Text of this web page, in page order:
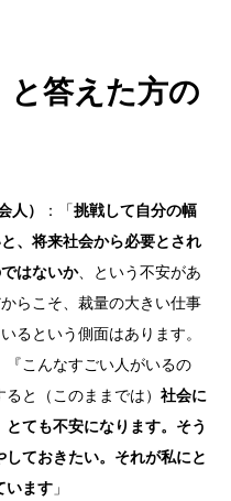
と答えた方の
人） ：「 挑戦して自分の幅
、将来社会から必要とされ
はないか、という不安があ
らこそ、裁量の大きい仕事
るという側面はあります。
こんなすごい人がいるの
と（このままでは） 社会に
ても不安になります。そう
ておきたい。それが私にと
います 」